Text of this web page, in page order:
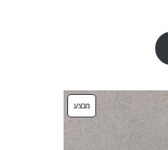
מבצעמוצרים